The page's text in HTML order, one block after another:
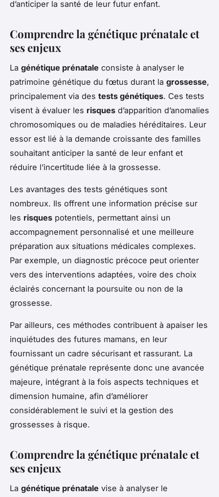
d’anticiper la santé de leur futur enfant.
Comprendre la génétique prénatale et
ses enjeux
La génétique prénatale consiste à analyser le
patrimoine génétique du fœtus durant la grossesse,
principalement via des tests génétiques. Ces tests
visent à évaluer les risques d’apparition d’anomalies
chromosomiques ou de maladies héréditaires. Leur
essor est lié à la demande croissante des familles
souhaitant anticiper la santé de leur enfant et
réduire l’incertitude liée à la grossesse.
Les avantages des tests génétiques sont
nombreux. Ils offrent une information précise sur
les risques potentiels, permettant ainsi un
accompagnement personnalisé et une meilleure
préparation aux situations médicales complexes.
Par exemple, un diagnostic précoce peut orienter
vers des interventions adaptées, voire des choix
éclairés concernant la poursuite ou non de la
grossesse.
Par ailleurs, ces méthodes contribuent à apaiser les
inquiétudes des futures mamans, en leur
fournissant un cadre sécurisant et rassurant. La
génétique prénatale représente donc une avancée
majeure, intégrant à la fois aspects techniques et
dimension humaine, afin d’améliorer
considérablement le suivi et la gestion des
grossesses à risque.
Comprendre la génétique prénatale et
ses enjeux
La génétique prénatale vise à analyser le